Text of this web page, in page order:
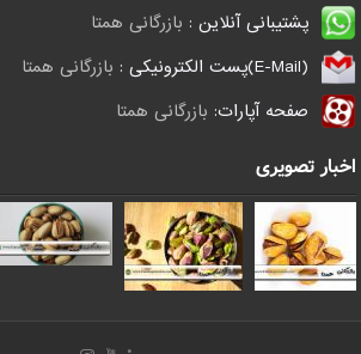
پشتیبانی آنلاین : بازرگانی همتا
(E-Mail)پست الکترونیکی :
بازرگانی همتا
صفحه آپارات: بازرگانی همتا
اخبار تصویری